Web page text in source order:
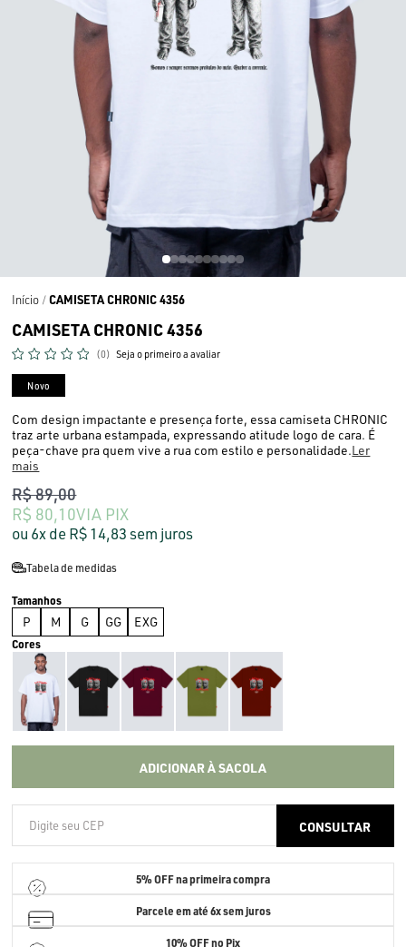
Início CAMISETA CHRONIC 4356
CAMISETA CHRONIC 4356
(0) Seja o primeiro a avaliar
Novo
Com design impactante e presença forte, essa camiseta CHRONIC
traz arte urbana estampada, expressando atitude logo de cara. É
peça-chave pra quem vive a rua com estilo e personalidade.Ler
mais
R$ 80,10VIA PIX
R$ 89,00
6x R$ 14,83sem juros
Tabela de medidas
P M G GG EXG
ADICIONAR À SACOLA
5% OFFna primeira compra
Parcele em até6x sem juros
10% OFF no Pix